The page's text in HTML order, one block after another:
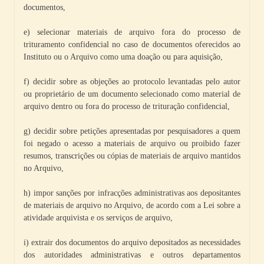
documentos,
e) selecionar materiais de arquivo fora do processo de
trituramento confidencial no caso de documentos oferecidos ao
Instituto ou o Arquivo como uma doação ou para aquisição,
f) decidir sobre as objeções ao protocolo levantadas pelo autor
ou proprietário de um documento selecionado como material de
arquivo dentro ou fora do processo de trituração confidencial,
g) decidir sobre petições apresentadas por pesquisadores a quem
foi negado o acesso a materiais de arquivo ou proibido fazer
resumos, transcrições ou cópias de materiais de arquivo mantidos
no Arquivo,
h) impor sanções por infracções administrativas aos depositantes
de materiais de arquivo no Arquivo, de acordo com a Lei sobre a
atividade arquivista e os serviços de arquivo,
i) extrair dos documentos do arquivo depositados as necessidades
dos autoridades administrativas e outros departamentos